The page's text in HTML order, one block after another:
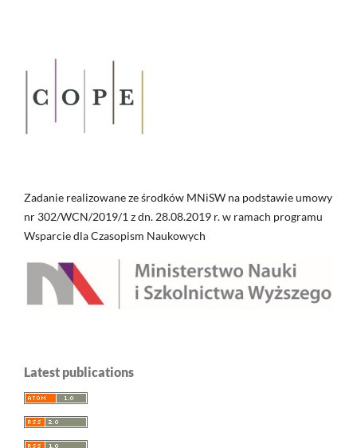
Zadanie realizowane ze środków MNiSW na podstawie umowy
nr 302/WCN/2019/1 z dn. 28.08.2019 r. w ramach programu
Wsparcie dla Czasopism Naukowych
Latest publications